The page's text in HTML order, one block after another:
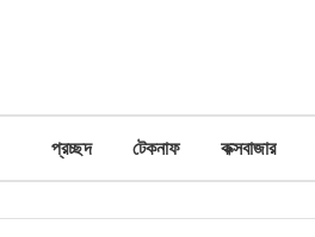
প্রচ্ছদ টেকনাফ কক্সবাজার